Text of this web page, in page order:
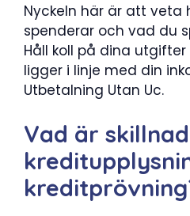
Nyckeln här är att veta
spenderar och vad du
Håll koll på dina
ligger i linje med din
Utbetalning Utan Uc.
Vad är